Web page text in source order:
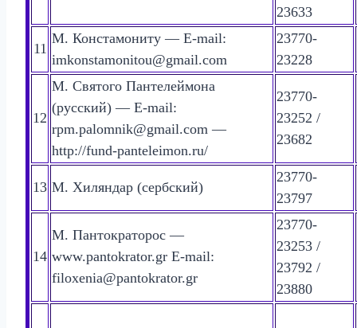
23633
11
М. Констамониту — E-mail:
imkonstamonitou@gmail.com
23770-
23228
12
М. Святого Пантелеймона
(русский) — E-mail:
rpm.palomnik@gmail.com —
http://fund-panteleimon.ru/
23770-
23252 /
23682
13 М. Хиляндар (сербский)
23770-
23797
14
М. Пантократорос —
www.pantokrator.gr E-mail:
filoxenia@pantokrator.gr
23770-
23253 /
23792 /
23880